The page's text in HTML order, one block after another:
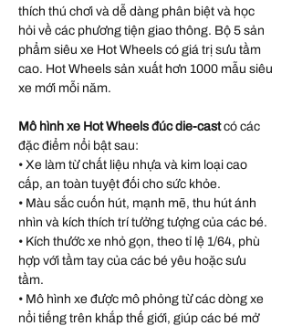
thích thú chơi và dễ dàng phân biệt và học
hỏi về các phương tiện giao thông. Bộ 5 sản
phẩm siêu xe Hot Wheels có giá trị sưu tầm
cao. Hot Wheels sản xuất hơn 1000 mẫu siêu
xe mới mỗi năm.
Mô hình xe Hot Wheels đúc die-castcó các
đặc điểm nổi bật sau:
• Xe làm từ chất liệu nhựa và kim loại cao
cấp, an toàn tuyệt đối cho sức khỏe.
• Màu sắc cuốn hút, mạnh mẽ, thu hút ánh
nhìn và kích thích trí tưởng tượng của các bé.
• Kích thước xe nhỏ gọn, theo tỉ lệ 1/64, phù
hợp với tầm tay của các bé yêu hoặc sưu
tầm.
• Mô hình xe được mô phỏng từ các dòng xe
nổi tiếng trên khắp thế giới, giúp các bé mở